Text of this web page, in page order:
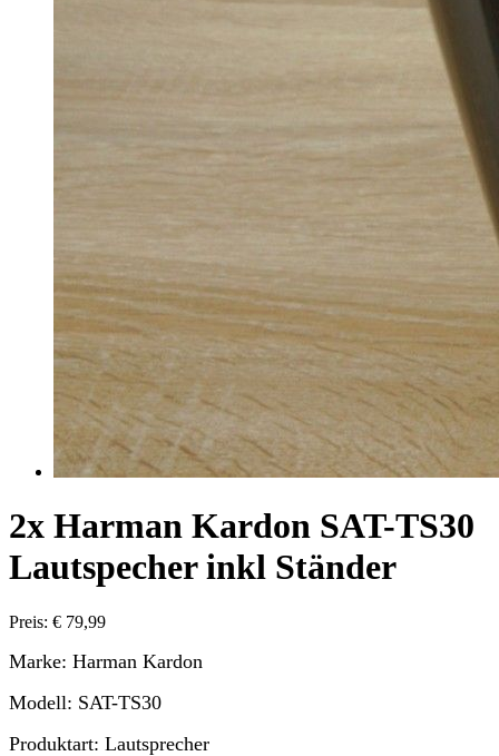
2x Harman Kardon SAT-TS30
Lautspecher inkl Ständer
Preis: € 79,99
Marke: Harman Kardon
Modell: SAT-TS30
Produktart: Lautsprecher